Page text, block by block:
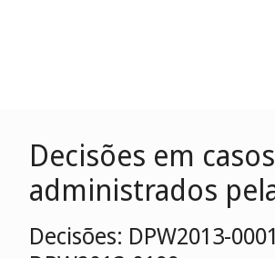
Decisões em casos
administrados
Decisões: DPW2013-